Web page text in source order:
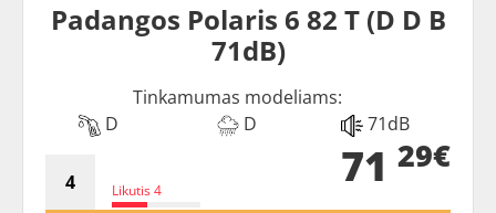
Padangos Polaris 6 82 T (D D B
71dB)
Tinkamumas modeliams:
D
D 71dB
Likutis 4 71 29€